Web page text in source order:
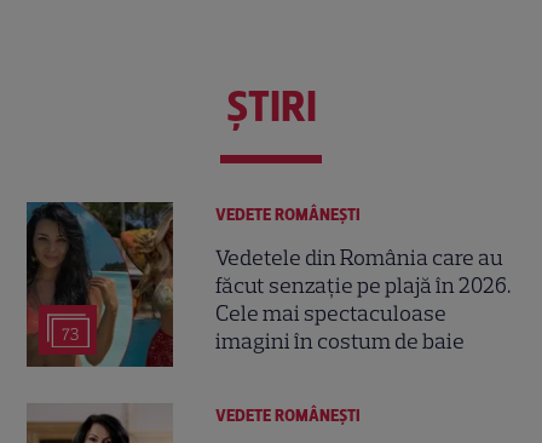
ŞTIRI
73
VEDETE ROMÂNEŞTI
Vedetele din România care au
făcut senzație pe plajă în 2026.
Cele mai spectaculoase
imagini în costum de baie
VEDETE ROMÂNEŞTI